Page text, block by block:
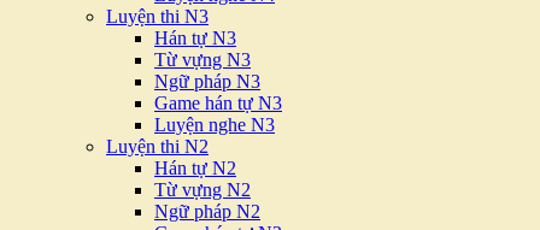
Luyện thi N3
Hán tự N3
Từ vựng N3
Ngữ pháp N3
Game hán tự N3
Luyện nghe N3
Luyện thi N2
Hán tự N2
Từ vựng N2
Ngữ pháp N2